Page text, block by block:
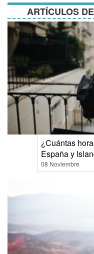
ARTÍCULOS
¿Cuántas
España y
08 Noviembre